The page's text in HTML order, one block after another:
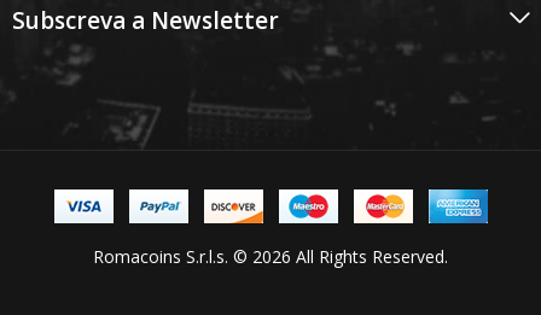
Subscreva a Newsletter
Romacoins S.r.l.s. © 2026 All Rights Reserved.